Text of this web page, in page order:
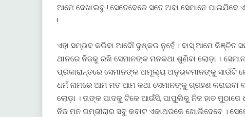
ଆମେ ଦେଖାଇବୁ ! ସେତେବେଳେ ସତେ ଅବା ସେମାନେ
!
ଏହା ସମ୍ଭବ କରିବା ଆଦୌ ଦୁଷ୍କର ନୁହେଁ । ବାସ୍ ଆମେ କିଞ୍ଚିତ
ଥାନରେ ନିଜକୁ ରଖି ସେମାନଙ୍କ ମନକଥା ଶୁଣିବା ଲୋଡ଼ା ।
ପ୍ରକାରାନ୍ତରେ ସେମାନଙ୍କ ଅମୂଲ୍ୟ ଅନୁଭବମାନଙ୍କୁ ସାଉଁଟି
ଧର୍ମ ନାମରେ ଆମ ମତ ଆମ କଥା ସେମାନଙ୍କୁ ଗ୍ରହଣ କରାଇବା
ଲୋଡ଼ା । ତାଙ୍କ ପାଦକୁ ଟିକେ ଆଉଁସି, ପାପୁଲିକୁ ନିଜ ହାତ ମୁଠାରେ
ନିଜ ମନ ଗମ୍ଭୀରାର ସବୁ କବାଟ ଏକାଥରକେ ଖୋଲିଦେବେ ।